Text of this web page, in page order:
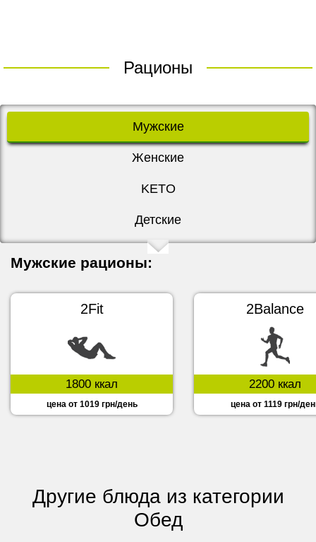
Рационы
Мужские
Женские
KETO
Детские
Мужские рационы:
2Fit
1800 ккал
цена от 1019 грн/день
2Balance
2200 ккал
цена от 1119 грн/
Другие блюда из категории
Обед